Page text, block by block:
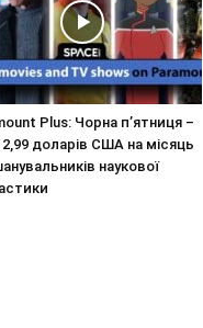
Plus: Чорна п’ятниця –
доларів США на місяць
наукової